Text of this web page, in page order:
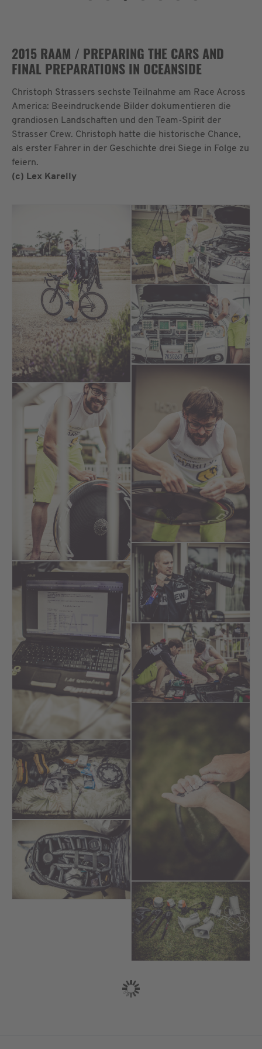
2015 RAAM / PREPARING THE CARS AND
FINAL PREPARATIONS IN OCEANSIDE
Christoph Strassers sechste Teilnahme am Race Across
America: Beeindruckende Bilder dokumentieren die
grandiosen Landschaften und den Team-Spirit der
Strasser Crew. Christoph hatte die historische Chance,
als erster Fahrer in der Geschichte drei Siege in Folge zu
feiern.
(c) Lex Karelly